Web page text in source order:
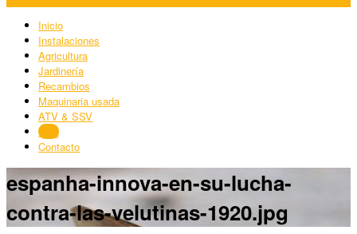
Inicio
Instalaciones
Agricultura
Jardinería
Recambios
Maquinaria usada
ATV & SSV
Blog
Contacto
espanha-innova-en-su-lucha-
contra-las-velutinas-1920.jpg